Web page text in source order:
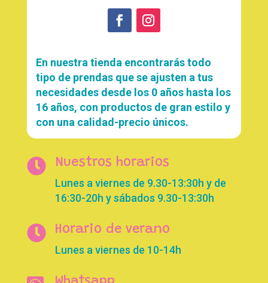
En nuestra tienda encontrarás todo
tipo de prendas que se ajusten a tus
necesidades desde los 0 años hasta los
16 años, con productos de gran estilo y
con una calidad-precio únicos.
 Nuestros horarios
Lunes a viernes de 9.30-13:30h y de
16:30-20h y sábados 9.30-13:30h
 Horario de verano
Lunes a viernes de 10-14h